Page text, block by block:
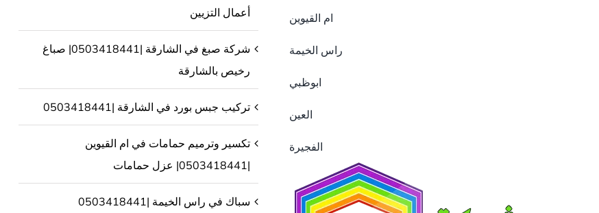
ام القيوين
راس الخيمة
ابوظبي
العين
الفجيرة
أعمال التزيين
شركة صبغ في الشارقة |0503418441| صباغ
رخيص بالشارقة
تركيب جبس بورد في الشارقة |0503418441
تكسير وترميم حمامات في ام القيوين
|0503418441| عزل حمامات
سباك في راس الخيمة |0503418441